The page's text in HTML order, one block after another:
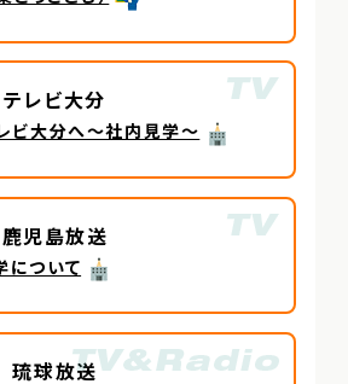
テレビ大分
レビ大分へ〜社内見学〜
鹿児島放送
について
琉球放送